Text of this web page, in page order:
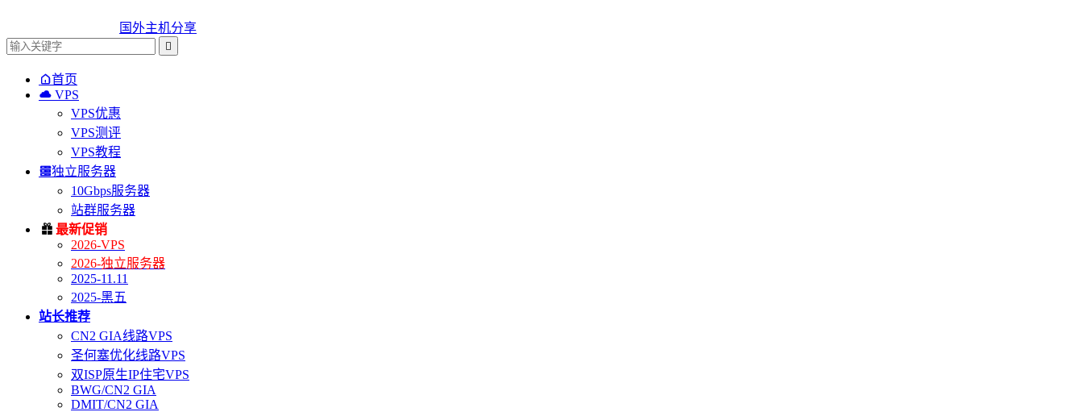
国外主机分享

首页
 VPS
VPS优惠
VPS测评
VPS教程
独立服务器
10Gbps服务器
站群服务器
 最新促销
2026-VPS
2026-独立服务器
2025-11.11
2025-黑五
站长推荐
CN2 GIA线路VPS
圣何塞优化线路VPS
双ISP原生IP住宅VPS
BWG/CN2 GIA
DMIT/CN2 GIA